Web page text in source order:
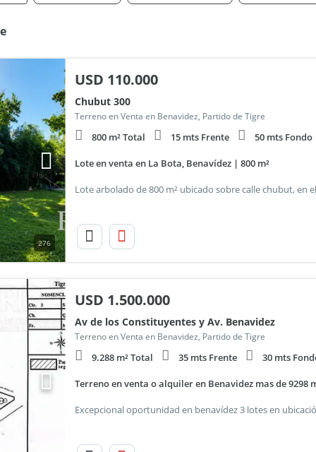
276
USD 110.000
Chubut 300
Terreno en Venta en Benavidez, Partido de Tigre
800 m² Total 15 mts Frente 50 mts Fondo
Lote en venta en La Bota, Benavídez | 800 m²
USD 1.500.000
Av de los Constituyentes y Av. Benavidez
Terreno en Venta en Benavidez, Partido de Tigre
9.288 m² Total 35 mts Frente 30 mts
Terreno en venta o alquiler en Benavidez mas de 9298